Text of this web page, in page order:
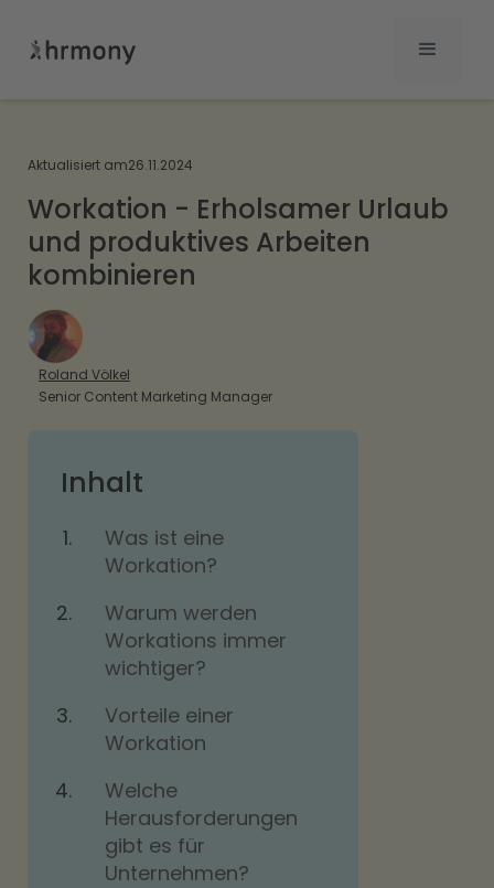
Aktualisiert am26.11.2024
Workation - Erholsamer Urlaub
und produktives Arbeiten
kombinieren
Roland Völkel
Senior Content Marketing Manager
Inhalt
Was ist eine
Workation?
Warum werden
Workations immer
wichtiger?
Vorteile einer
Workation
Welche
Herausforderungen
gibt es für
Unternehmen?